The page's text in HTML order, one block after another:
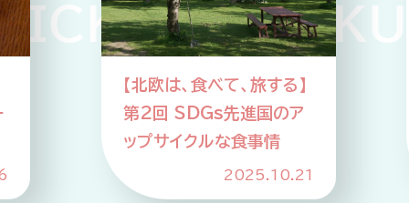
【北欧は、食べて、旅する】
第2回 SDGs先進国のア
ップサイクルな食事情
2025.10.21